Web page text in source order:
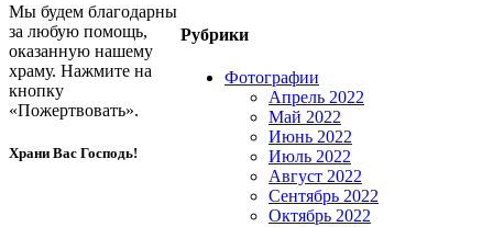
Рубрики
Фотографии
Апрель 2022
Май 2022
Июнь 2022
Июль 2022
Август 2022
Сентябрь 2022
Октябрь 2022
Мы будем благодарны
за любую помощь,
оказанную нашему
храму. Нажмите на
кнопку
«Пожертвовать».
Храни Вас Господь!